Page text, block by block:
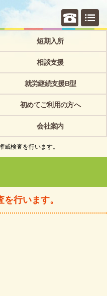
個別相
短期入所
相談支援
就労継続支援B型
初めてご利用の方へ
会社案内
威検査を行います。
行います。